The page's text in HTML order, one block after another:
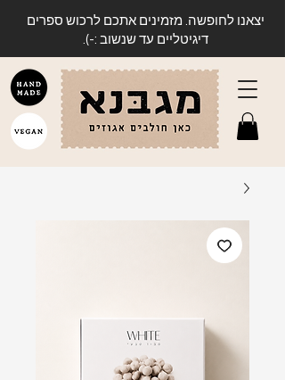
יצאנו לחופשה. מזמינים אתכם לרכוש ספרים
דיגיטליים עד שנשוב :-).